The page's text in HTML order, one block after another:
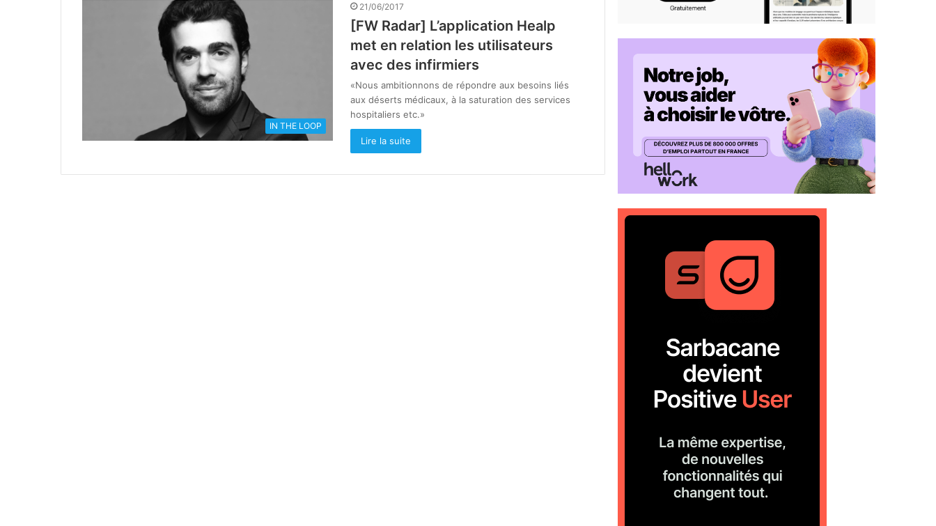
IN THE LOOP
21/06/2017
[FW Radar] L’application Healp
met en relation les utilisateurs
avec des infirmiers
«Nous ambitionnons de répondre aux besoins liés
aux déserts médicaux, à la saturation des services
hospitaliers etc.»
Lire la suite